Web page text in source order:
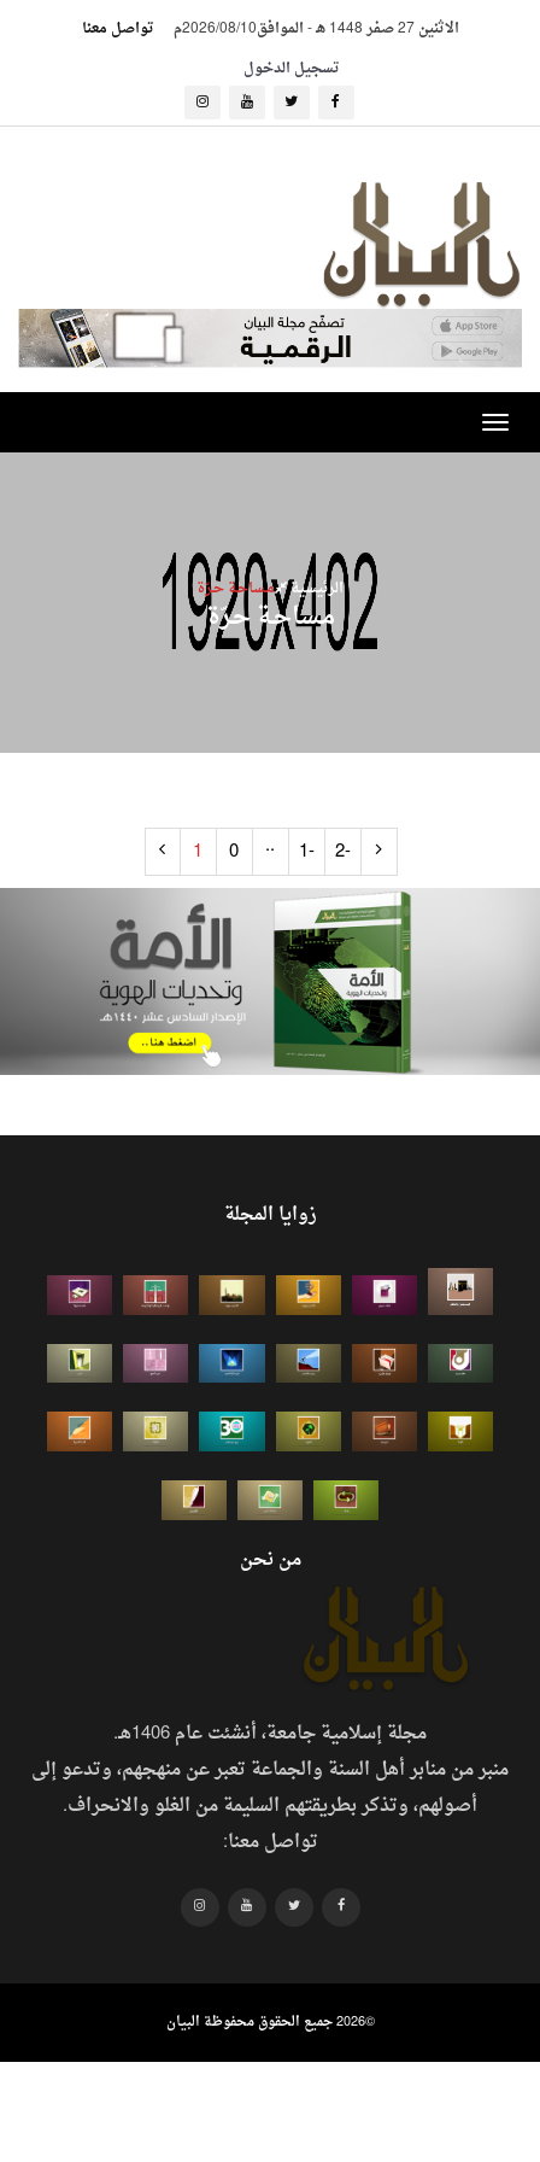
الاثنين 27 صفر 1448 هـ -الموافق2026/08/10م
تواصل معنا
تسجيل الدخول
Toggle
navigation
الرئيسية مـساحـة حـرّة
مـساحـة حـرّة
-2
-1
..
0
1
زوايا المجلة
من نحن
مجلة إسلامية جامعة، أنشئت عام 1406هـ.
منبر من منابر أهل السنة والجماعة تعبر عن منهجهم، وتدعو إلى
أصولهم، وتذكر بطريقتهم السليمة من الغلو والانحراف.
تواصل معنا:
2026 جميع الحقوق محفوظة البيان